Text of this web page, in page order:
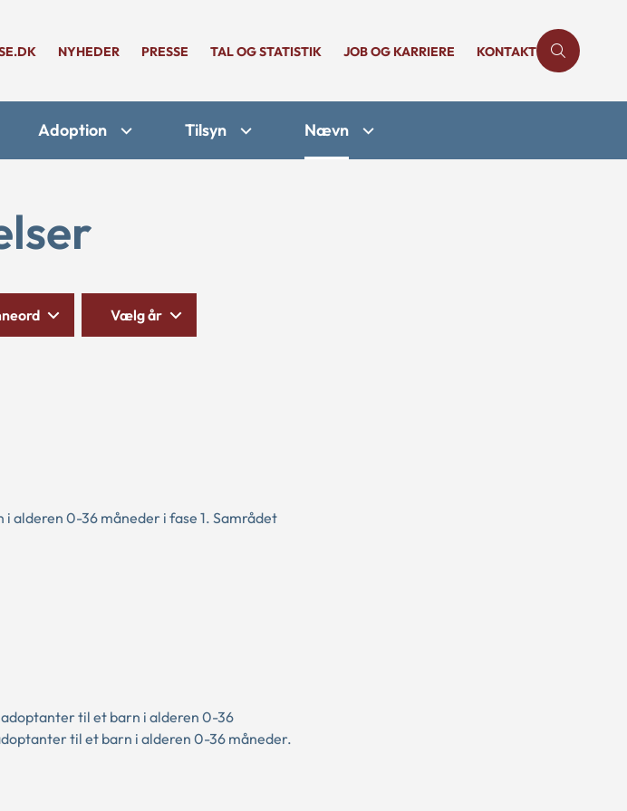
NYHEDER PRESSE TAL OG STATISTIK JOB OG KARRIERE KONTAKT
Adoption Tilsyn Nævn
Vælg år
alderen 0-36 måneder i fase 1. Samrådet
til et barn i alderen 0-36
til et barn i alderen 0-36 måneder.